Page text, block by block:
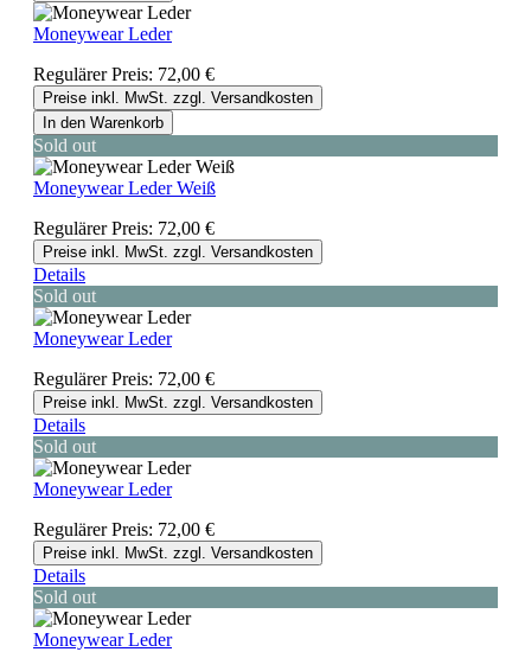
Moneywear Leder
Regulärer Preis: 72,00 €
Preise inkl. MwSt. zzgl. Versandkosten
In den Warenkorb
Sold out
Moneywear Leder Weiß
Regulärer Preis: 72,00 €
Preise inkl. MwSt. zzgl. Versandkosten
Details
Sold out
Moneywear Leder
Regulärer Preis: 72,00 €
Preise inkl. MwSt. zzgl. Versandkosten
Details
Sold out
Moneywear Leder
Regulärer Preis: 72,00 €
Preise inkl. MwSt. zzgl. Versandkosten
Details
Sold out
Moneywear Leder